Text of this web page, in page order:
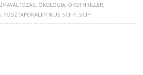
ÖKOLÓGIA ÖKOTHRILLER
POSZTAPOKALIPTIKUS SCI-FI SCIFI